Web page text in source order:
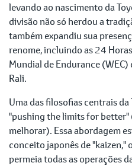
levando ao nascimento da
divisão não só herdou a
também expandiu sua
renome, incluindo as 24
Mundial de Endurance
Rali.
Uma das filosofias centrais da
"pushing the limits for better"
melhorar). Essa abordagem
conceito japonês de "kaizen,"
permeia todas as operações